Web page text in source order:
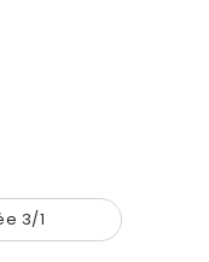
3/1